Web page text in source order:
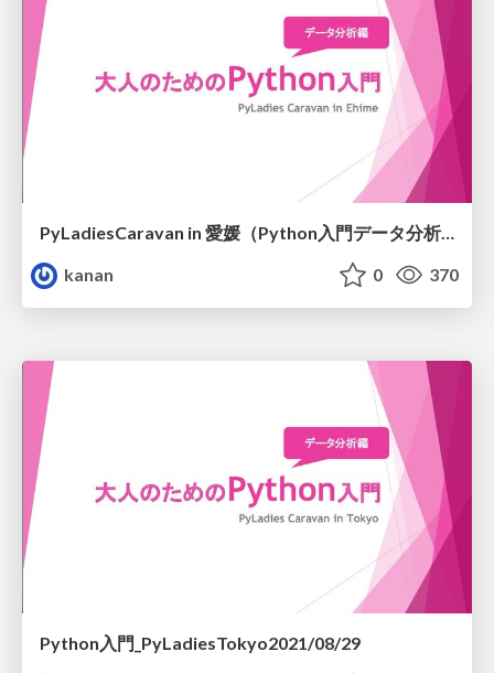
PyLadiesCaravan in 愛媛（Python入門データ分析編）
kanan
0 370
Python入門_PyLadiesTokyo2021/08/29